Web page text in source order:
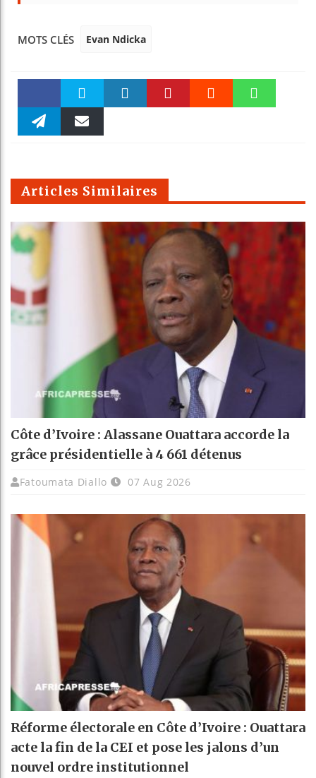
MOTS CLÉS Evan Ndicka
Faceboo Twitter
m
Articles Similaires
Côte d’Ivoire : Alassane Ouattara accorde la
grâce présidentielle à 4 661 détenus
Fatoumata Diallo 07 Aug 2026
Réforme électorale en Côte d’Ivoire : Ouattara
acte la fin de la CEI et pose les jalons d’un
nouvel ordre institutionnel